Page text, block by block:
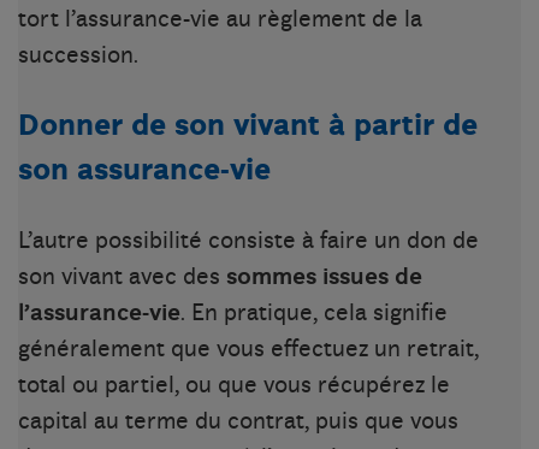
tort l’assurance-vie au règlement de la
succession.
Donner de son vivant à partir de
son assurance-vie
L’autre possibilité consiste à faire un don de
son vivant avec des sommes issues de
l’assurance-vie. En pratique, cela signifie
généralement que vous effectuez un retrait,
total ou partiel, ou que vous récupérez le
capital au terme du contrat, puis que vous